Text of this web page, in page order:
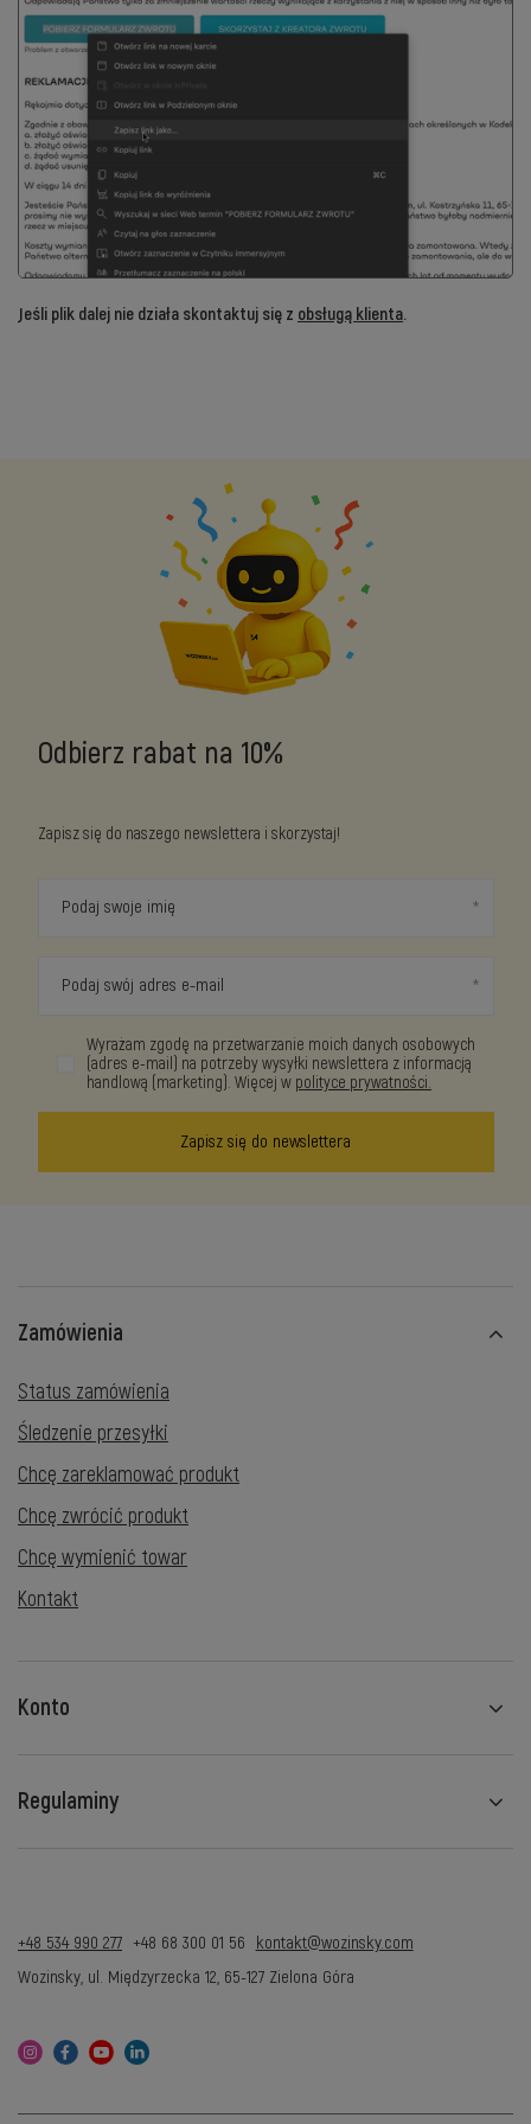
Jeśli plik dalej nie działa skontaktuj się z obsługą klienta.
Odbierz rabat na 10%
Zapisz się do naszego newslettera i skorzystaj!
Podaj swoje imię
Podaj swój adres e-mail
Wyrażam zgodę na przetwarzanie moich danych osobowych
(adres e-mail) na potrzeby wysyłki newslettera z informacją
handlową (marketing). Więcej w polityce prywatności.
Zapisz się do newslettera
Zamówienia
Status zamówienia
Śledzenie przesyłki
Chcę zareklamować produkt
Chcę zwrócić produkt
Chcę wymienić towar
Kontakt
Konto
Regulaminy
+48 534 990 277 +48 68 300 01 56 kontakt@wozinsky.com
Wozinsky, ul. Międzyrzecka 12, 65-127 Zielona Góra